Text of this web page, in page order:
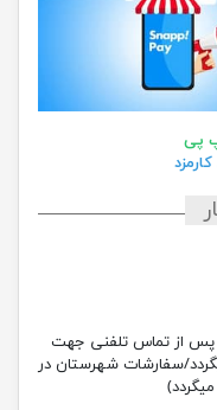
پی
پس از تماس تلفنی جهت
سفارشات شهرستان در